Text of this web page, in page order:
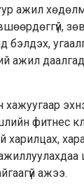
ажил
бэлдэх,
ажил
фитнес
харилцах,
ажээ.